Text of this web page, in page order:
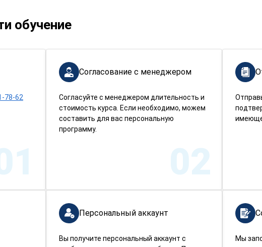
обучение
78-62
Согласование с менеджером
Согласуйте с менеджером длительность и
стоимость курса. Если необходимо, можем
составить для вас персональную
программу.
02
Мы
Персональный аккаунт
Вы получите персональный аккаунт с